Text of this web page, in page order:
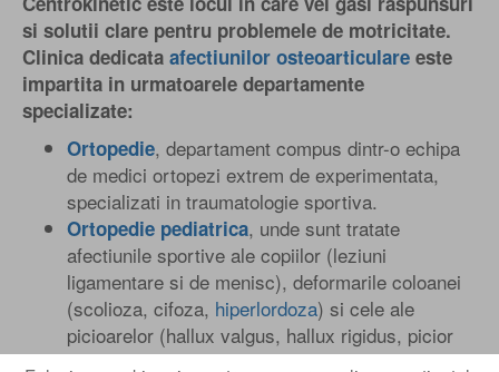
si solutii clare pentru problemele de motricitate.
Clinica dedicata afectiunilor osteoarticulare este
impartita in urmatoarele departamente
specializate:
Ortopedie, departament compus dintr-o echipa
de medici ortopezi extrem de experimentata,
specializati in traumatologie sportiva.
Ortopedie pediatrica, unde sunt tratate
afectiunile sportive ale copiilor (leziuni
ligamentare si de menisc), deformarile coloanei
(scolioza, cifoza, hiperlordoza) si cele ale
picioarelor (hallux valgus, hallux rigidus, picior
var equin, picior plat valg, picior cav).